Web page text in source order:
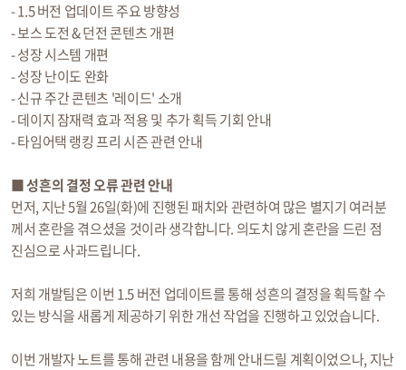
- 1.5 버전 업데이트 주요 방향성
- 보스 도전 & 던전 콘텐츠 개편
- 성장 시스템 개편
- 성장 난이도 완화
- 신규 주간 콘텐츠 '레이드' 소개
- 데이지 잠재력 효과 적용 및 추가 획득 기회 안내
- 타임어택 랭킹 프리 시즌 관련 안내
■ 성흔의 결정 오류 관련 안내
먼저, 지난 5월 26일(화)에 진행된 패치와 관련하여 많은 별지기 여러분
께서 혼란을 겪으셨을 것이라 생각합니다. 의도치 않게 혼란을 드린 점
진심으로 사과드립니다.
저희 개발팀은 이번 1.5 버전 업데이트를 통해 성흔의 결정을 획득할 수
있는 방식을 새롭게 제공하기 위한 개선 작업을 진행하고 있었습니다.
이번 개발자 노트를 통해 관련 내용을 함께 안내드릴 계획이었으나, 지난